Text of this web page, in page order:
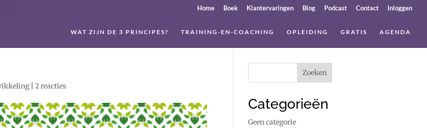
Home Boek Klantervaringen Blog Podcast Contact Inloggen
WAT ZIJN DE 3 PRINCIPES? TRAINING-EN-COACHING OPLEIDING GRATIS AGENDA
| 2 reacties
Categorieën
Geen categorie